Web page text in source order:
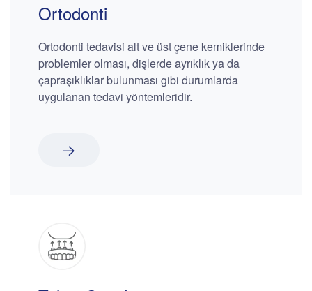
Ortodonti
Ortodonti tedavisi alt ve üst çene kemiklerinde
problemler olması, dişlerde ayrıklık ya da
çapraşıklıklar bulunması gibi durumlarda
uygulanan tedavi yöntemleridir.